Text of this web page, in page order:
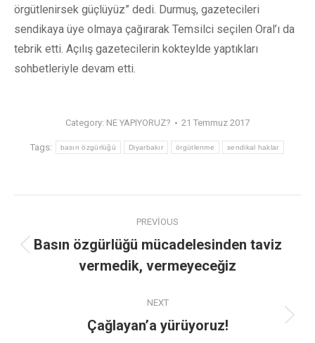
örgütlenirsek güçlüyüz” dedi. Durmuş, gazetecileri
sendikaya üye olmaya çağırarak Temsilci seçilen Oral’ı da
tebrik etti. Açılış gazetecilerin kokteylde yaptıkları
sohbetleriyle devam etti.
Category: NE YAPIYORUZ? 21 Temmuz 2017
Tags: basın özgürlüğü Diyarbakır örgütlenme sendikal haklar
PREVIOUS
Basın özgürlüğü mücadelesinden taviz
vermedik, vermeyeceğiz
NEXT
Çağlayan’a yürüyoruz!